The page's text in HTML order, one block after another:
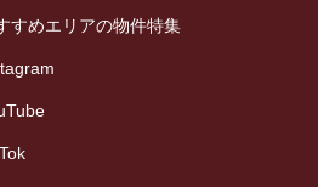
すめエリアの物件特集